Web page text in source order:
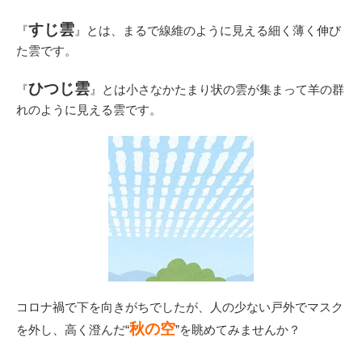
『すじ雲 』とは、まるで線維のように見える細く薄く伸び
た雲です。
『ひつじ雲 』とは小さなかたまり状の雲が集まって羊の群
れのように見える雲です。
コロナ禍で下を向きがちでしたが、人の少ない戸外でマスク
を外し、高く澄んだ“秋の空”を眺めてみませんか？